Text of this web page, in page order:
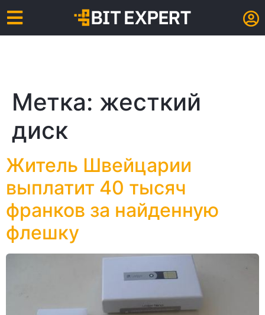
Метка: жесткий
диск
Житель Швейцарии
выплатит 40 тысяч
франков за найденную
флешку